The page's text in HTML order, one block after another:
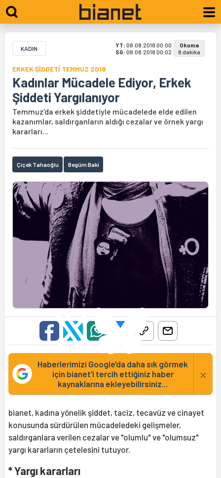
KADIN YT: 08.08.2018 00:00
SG: 08.08.2018 00:02
Okuma
8 dakika
ERKEK ŞİDDETİ TEMMUZ 2018
Kadınlar Mücadele Ediyor, Erkek
Şiddeti Yargılanıyor
Temmuz'da erkek şiddetiyle mücadelede elde edilen
kazanımlar, saldırganların aldığı cezalar ve örnek yargı
kararları...
Çiçek Tahaoğlu Begüm Baki
Haberlerimizi Google'da daha sık görmek
için bianet'i tercih ettiğiniz haber
kaynaklarına ekleyebilirsiniz...
×
bianet, kadına yönelik şiddet, taciz, tecavüz ve cinayet
konusunda sürdürülen mücadeledeki gelişmeler,
saldırganlara verilen cezalar ve "olumlu" ve "olumsuz"
yargı kararların çetelesini tutuyor.
* Yargı kararları